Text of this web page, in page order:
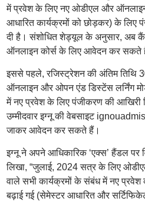
में प्रवेश के लिए नए ओडीएल और
आधारित कार्यक्रमों को छोड़कर) के लिए
दी है। संशोधित शेड्यूल के अनुसार, अब
ऑनलाइन कोर्स के लिए आवेदन कर सकते
इससे पहले, रजिस्ट्रेशन की अंतिम तिथि 30
ऑनलाइन और ओपन एंड डिस्टेंस लर्निंग
में नए प्रवेश के लिए पंजीकरण की आखिरी
उम्मीदवार इग्नू की वेबसाइट
जाकर आवेदन कर सकते हैं।
इग्नू ने अपने आधिकारिक ‘एक्स’ हैंडल पर
लिखा, “जुलाई, 2024 सत्र के लिए
वाले सभी कार्यक्रमों के संबंध में नए
बढ़ाई गई (सेमेस्टर आधारित और